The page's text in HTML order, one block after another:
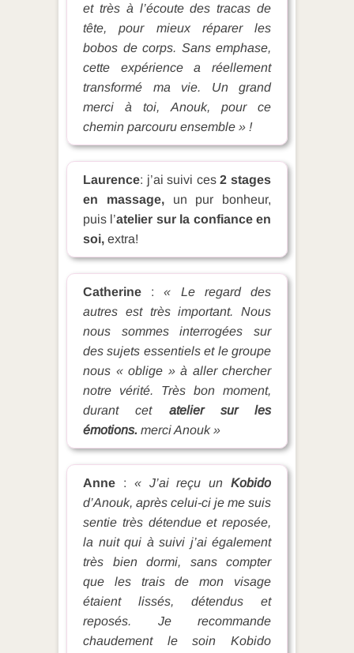
et très à l’écoute des tracas de
tête, pour mieux réparer les
bobos de corps. Sans emphase,
cette expérience a réellement
transformé ma vie. Un grand
merci à toi, Anouk, pour ce
chemin parcouru ensemble » !
Laurence: j’ai suivi ces2 stages
en massage,un pur bonheur,
puis l’atelier sur la confiance en
soi, extra!
Catherine :« Le regard des
autres est très important. Nous
nous sommes interrogées sur
des sujets essentiels et le groupe
nous « oblige » à aller chercher
notre vérité. Très bon moment,
durant cet atelier sur les
émotions. merci Anouk »
Anne : « J’ai reçu unKobido
d’Anouk, après celui-ci je me suis
sentie très détendue et reposée,
la nuit qui à suivi j’ai également
très bien dormi, sans compter
que les trais de mon visage
étaient lissés, détendus et
reposés. Je recommande
chaudement le soin Kobido